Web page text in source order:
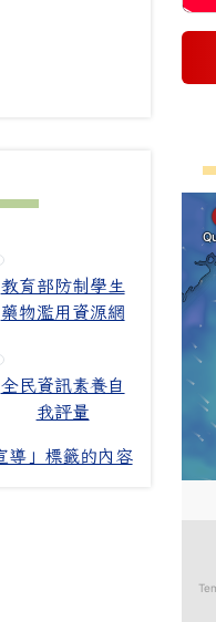
教育部防制學生
藥物濫用資源網
全民資訊素養自
我評量
導」標籤的內容